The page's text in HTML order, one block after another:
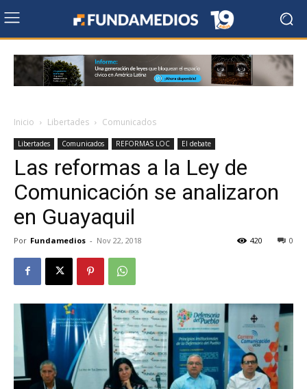
Inicio Libertades Comunicados
Libertades Comunicados REFORMAS LOC El debate
Las reformas a la Ley de
Comunicación se analizaron
en Guayaquil
Por Fundamedios - Nov 22, 2018 0
420